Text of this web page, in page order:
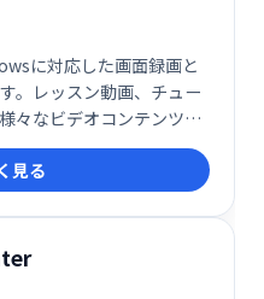
に対応した画面録画と
。レッスン動画、チュー
々なビデオコンテンツ作
クトップ画面の録画やウ
え、豊富なテンプレート
品質なビデオ制作をサポ
まで、幅広いユーザーに
見る